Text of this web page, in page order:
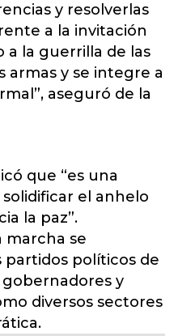
y resolverlas
a la invitación
a la guerrilla de las
armas y se integre a
aseguró de la
que “es una
el anhelo
la paz”.
marcha se
políticos de
gobernadores y
diversos sectores